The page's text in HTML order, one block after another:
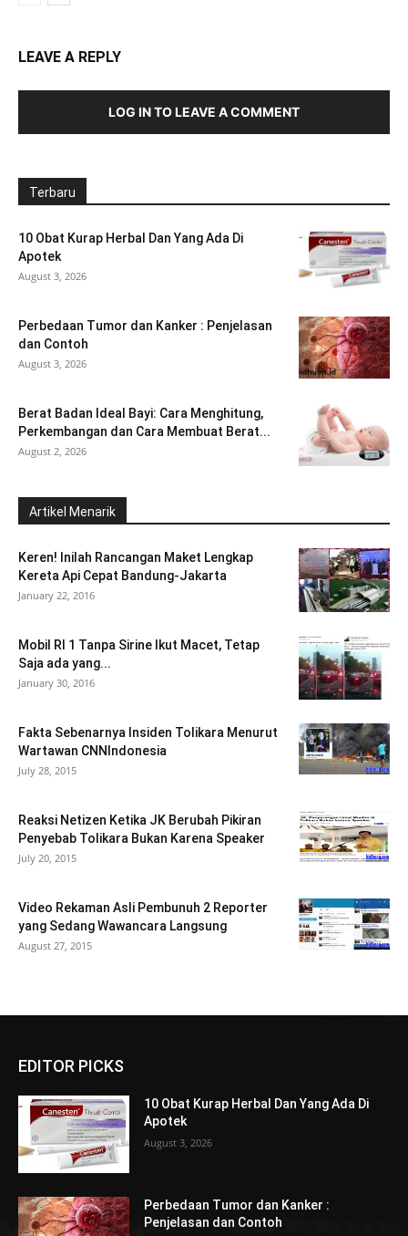
LEAVE A REPLY
LOG IN TO LEAVE A COMMENT
Terbaru
10 Obat Kurap Herbal Dan Yang Ada Di
Apotek
August 3, 2026
Perbedaan Tumor dan Kanker : Penjelasan
dan Contoh
August 3, 2026
Berat Badan Ideal Bayi: Cara Menghitung,
Perkembangan dan Cara Membuat Berat...
August 2, 2026
Artikel Menarik
Keren! Inilah Rancangan Maket Lengkap
Kereta Api Cepat Bandung-Jakarta
January 22, 2016
Mobil RI 1 Tanpa Sirine Ikut Macet, Tetap
Saja ada yang...
January 30, 2016
Fakta Sebenarnya Insiden Tolikara Menurut
Wartawan CNNIndonesia
July 28, 2015
Reaksi Netizen Ketika JK Berubah Pikiran
Penyebab Tolikara Bukan Karena Speaker
July 20, 2015
Video Rekaman Asli Pembunuh 2 Reporter
yang Sedang Wawancara Langsung
August 27, 2015
EDITOR PICKS
10 Obat Kurap Herbal Dan Yang Ada Di
Apotek
August 3, 2026
Perbedaan Tumor dan Kanker :
Penjelasan dan Contoh